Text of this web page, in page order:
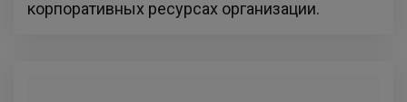
корпоративных ресурсах организации.